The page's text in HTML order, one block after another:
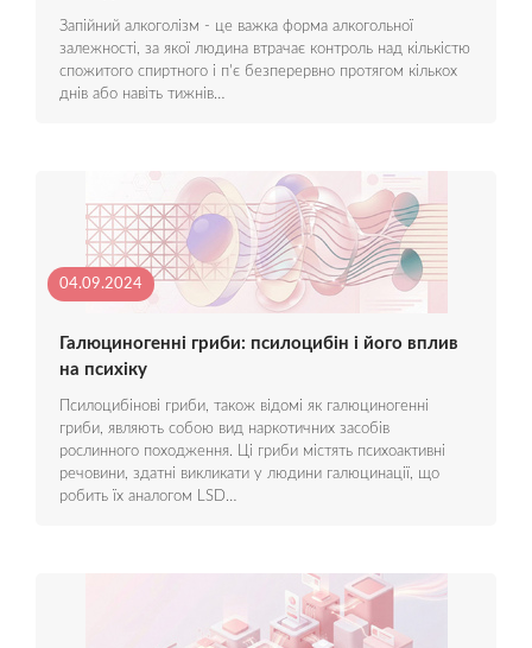
Запійний алкоголізм - це важка форма алкогольної
залежності, за якої людина втрачає контроль над кількістю
спожитого спиртного і п'є безперервно протягом кількох
днів або навіть тижнів…
04.09.2024
Галюциногенні гриби: псилоцибін і його вплив
на психіку
Псилоцибінові гриби, також відомі як галюциногенні
гриби, являють собою вид наркотичних засобів
рослинного походження. Ці гриби містять психоактивні
речовини, здатні викликати у людини галюцинації, що
робить їх аналогом LSD…